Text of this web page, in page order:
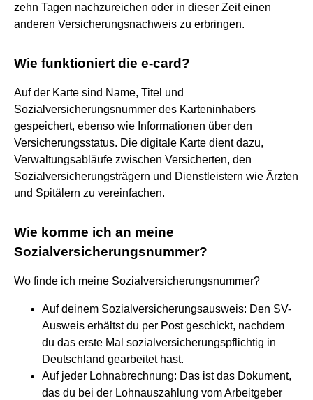
zehn Tagen nachzureichen oder in dieser Zeit einen
anderen Versicherungsnachweis zu erbringen.
Wie funktioniert die e-card?
Auf der Karte sind Name, Titel und
Sozialversicherungsnummer des Karteninhabers
gespeichert, ebenso wie Informationen über den
Versicherungsstatus. Die digitale Karte dient dazu,
Verwaltungsabläufe zwischen Versicherten, den
Sozialversicherungsträgern und Dienstleistern wie Ärzten
und Spitälern zu vereinfachen.
Wie komme ich an meine
Sozialversicherungsnummer?
Wo finde ich meine Sozialversicherungsnummer?
Auf deinem Sozialversicherungsausweis: Den SV-
Ausweis erhältst du per Post geschickt, nachdem
du das erste Mal sozialversicherungspflichtig in
Deutschland gearbeitet hast.
Auf jeder Lohnabrechnung: Das ist das Dokument,
das du bei der Lohnauszahlung vom Arbeitgeber